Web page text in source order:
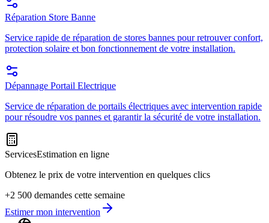
Réparation Store Banne
Service rapide de réparation de stores bannes pour retrouver confort,
protection solaire et bon fonctionnement de votre installation.
Dépannage Portail Electrique
Service de réparation de portails électriques avec intervention rapide
pour résoudre vos pannes et garantir la sécurité de votre installation.
ServicesEstimation en ligne
Obtenez le prix de votre intervention en quelques clics
+2 500 demandes cette semaine
Estimer mon intervention